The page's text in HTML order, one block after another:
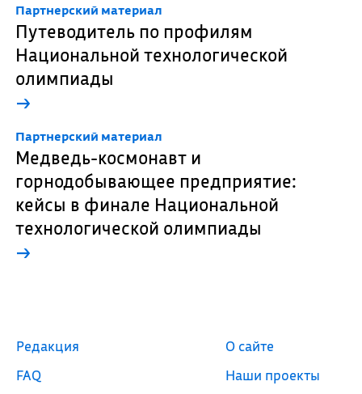
Партнерский материал
Путеводитель по профилям
Национальной технологической
олимпиады
→
Партнерский материал
Медведь-космонавт и
горнодобывающее предприятие:
кейсы в финале Национальной
технологической олимпиады
→
Редакция
FAQ
О сайте
Наши проекты